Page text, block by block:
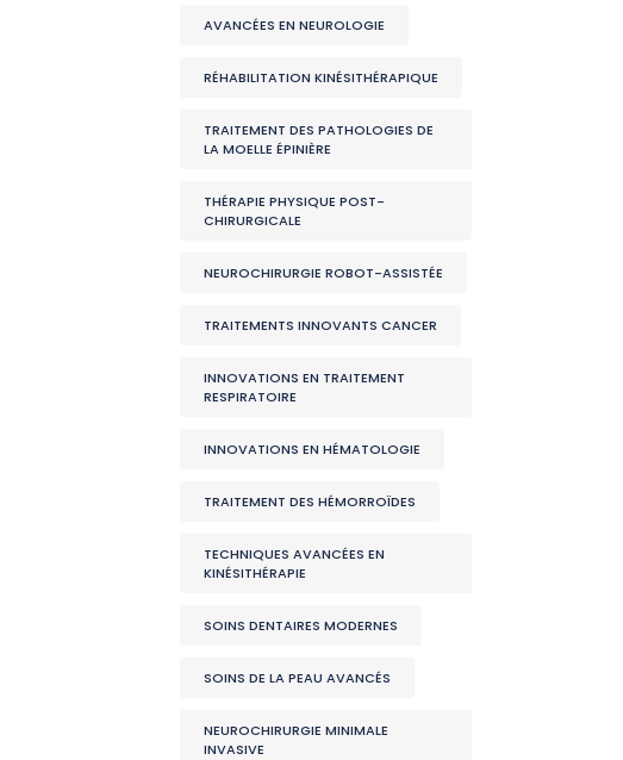
AVANCÉES EN NEUROLOGIE
RÉHABILITATION KINÉSITHÉRAPIQUE
TRAITEMENT DES PATHOLOGIES DE
LA MOELLE ÉPINIÈRE
THÉRAPIE PHYSIQUE POST-
CHIRURGICALE
NEUROCHIRURGIE ROBOT-ASSISTÉE
TRAITEMENTS INNOVANTS CANCER
INNOVATIONS EN TRAITEMENT
RESPIRATOIRE
INNOVATIONS EN HÉMATOLOGIE
TRAITEMENT DES HÉMORROÏDES
TECHNIQUES AVANCÉES EN
KINÉSITHÉRAPIE
SOINS DENTAIRES MODERNES
SOINS DE LA PEAU AVANCÉS
NEUROCHIRURGIE MINIMALE
INVASIVE